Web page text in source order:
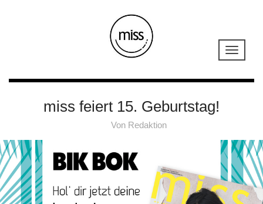
miss feiert 15. Geburtstag!
Von Redaktion